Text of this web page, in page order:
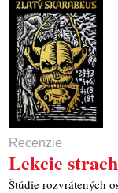
Recenzie
Lekcie
Štúdie rozvrátených